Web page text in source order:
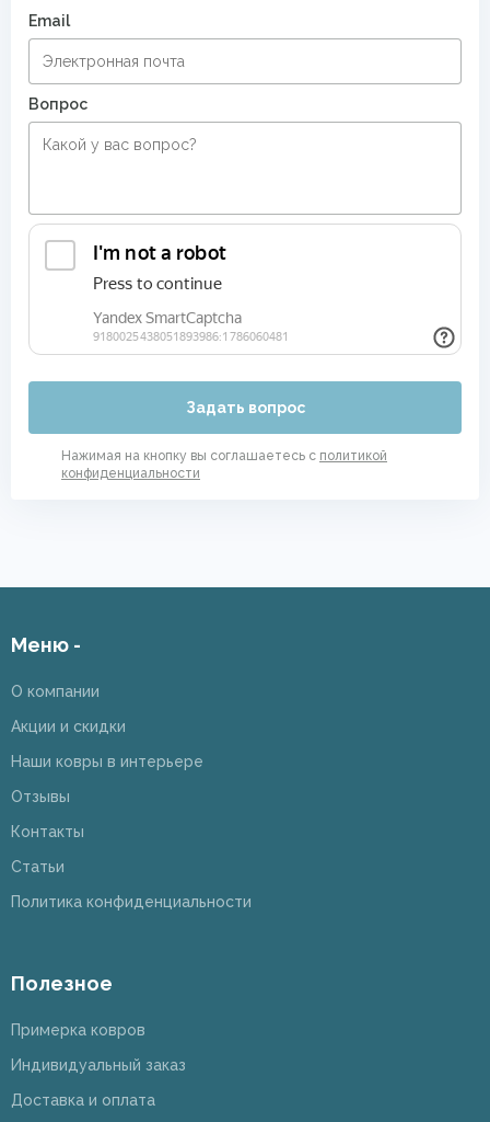
Email
Вопрос
Задать вопрос
Нажимая на кнопку вы соглашаетесь с политикой
конфиденциальности
Меню -
О компании
Акции и скидки
Наши ковры в интерьере
Отзывы
Контакты
Статьи
Политика конфиденциальности
Полезное
Примерка ковров
Индивидуальный заказ
Доставка и оплата